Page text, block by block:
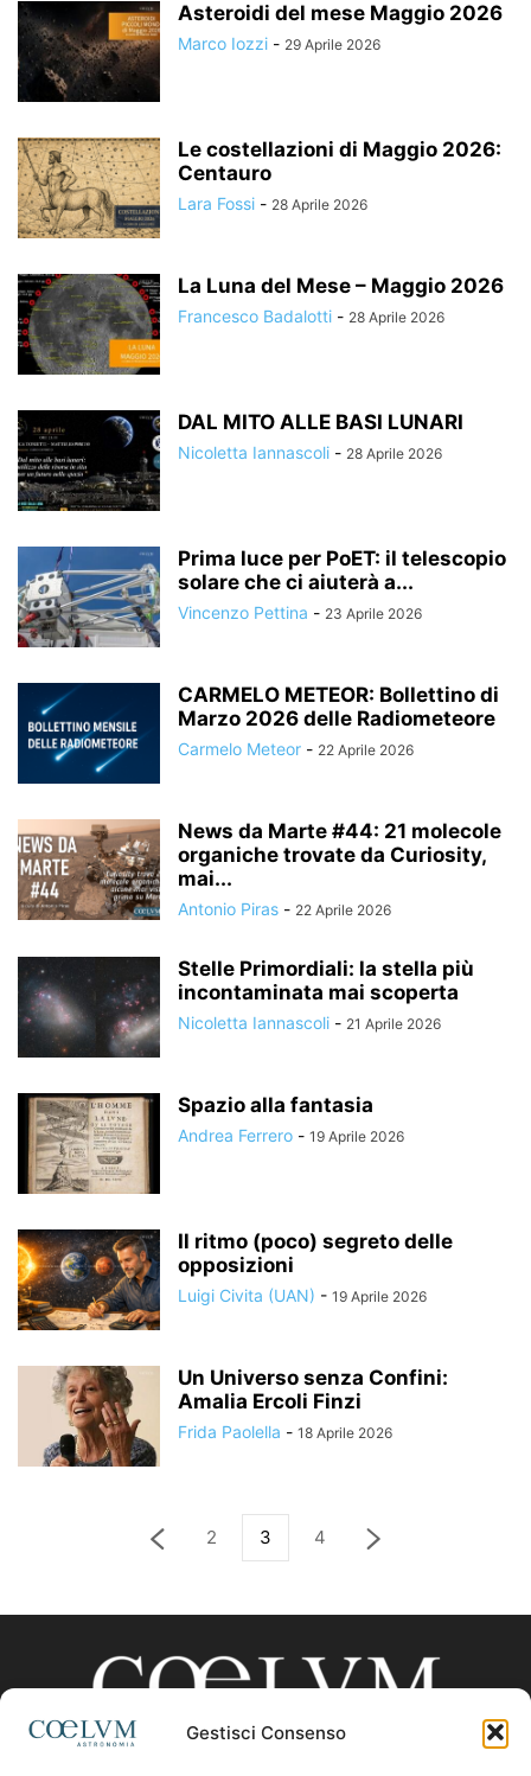
Gestisci Consenso
Asteroidi del mese Maggio 2026
Marco Iozzi - 29 Aprile 2026
Le costellazioni di Maggio 2026:
Centauro
Lara Fossi - 28 Aprile 2026
La Luna del Mese – Maggio 2026
Francesco Badalotti - 28 Aprile 2026
DAL MITO ALLE BASI LUNARI
Nicoletta Iannascoli - 28 Aprile 2026
Prima luce per PoET: il telescopio
solare che ci aiuterà a...
Vincenzo Pettina - 23 Aprile 2026
CARMELO METEOR: Bollettino di
Marzo 2026 delle Radiometeore
Carmelo Meteor - 22 Aprile 2026
News da Marte #44: 21 molecole
organiche trovate da Curiosity,
mai...
Antonio Piras - 22 Aprile 2026
Stelle Primordiali: la stella più
incontaminata mai scoperta
Nicoletta Iannascoli - 21 Aprile 2026
Spazio alla fantasia
Andrea Ferrero - 19 Aprile 2026
Il ritmo (poco) segreto delle
opposizioni
Luigi Civita (UAN) - 19 Aprile 2026
Un Universo senza Confini:
Amalia Ercoli Finzi
Frida Paolella - 18 Aprile 2026
2 3 4